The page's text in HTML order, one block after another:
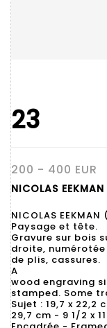
23
200 - 400 EUR
NICOLAS
NICOLAS
Paysage et tête.
Gravure sur bois
droite, numérotée
de plis, cassures.
A
wood engraving
stamped. Some
Sujet : 19,7 x
29,7 cm - 9 1/2 x